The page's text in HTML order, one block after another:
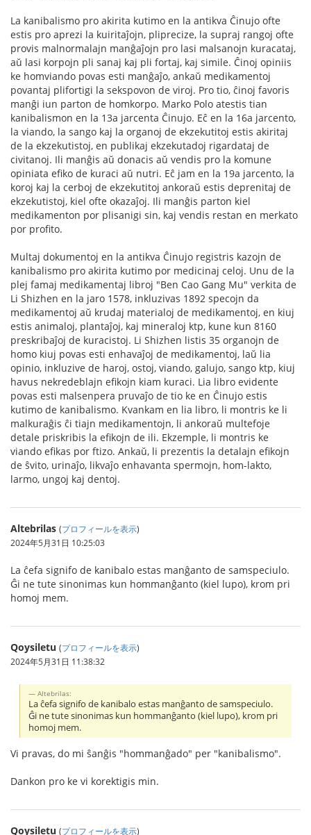
La kanibalismo pro akirita kutimo en la antikva Ĉinujo ofte
estis pro aprezi la kuiritaĵojn, pliprecize, la supraj rangoj ofte
provis malnormalajn manĝaĵojn pro lasi malsanojn kuracataj,
aŭ lasi korpojn pli sanaj kaj pli fortaj, kaj simile. Ĉinoj opiniis
ke homviando povas esti manĝaĵo, ankaŭ medikamentoj
povantaj plifortigi la sekspovon de viroj. Pro tio, ĉinoj favoris
manĝi iun parton de homkorpo. Marko Polo atestis tian
kanibalismon en la 13a jarcenta Ĉinujo. Eĉ en la 16a jarcento,
la viando, la sango kaj la organoj de ekzekutitoj estis akiritaj
de la ekzekutistoj, en publikaj ekzekutadoj rigardataj de
civitanoj. Ili manĝis aŭ donacis aŭ vendis pro la komune
opiniata efiko de kuraci aŭ nutri. Eĉ jam en la 19a jarcento, la
koroj kaj la cerboj de ekzekutitoj ankoraŭ estis deprenitaj de
ekzekutistoj, kiel ofte okazaĵoj. Ili manĝis parton kiel
medikamenton por plisanigi sin, kaj vendis restan en merkato
por profito.
Multaj dokumentoj en la antikva Ĉinujo registris kazojn de
kanibalismo pro akirita kutimo por medicinaj celoj. Unu de la
plej famaj medikamentaj libroj "Ben Cao Gang Mu" verkita de
Li Shizhen en la jaro 1578, inkluzivas 1892 specojn da
medikamentoj aŭ krudaj materialoj de medikamentoj, en kiuj
estis animaloj, plantaĵoj, kaj mineraloj ktp, kune kun 8160
preskribaĵoj de kuracistoj. Li Shizhen listis 35 organojn de
homo kiuj povas esti enhavaĵoj de medikamentoj, laŭ lia
opinio, inkluzive de haroj, ostoj, viando, galujo, sango ktp, kiuj
havus nekredeblajn efikojn kiam kuraci. Lia libro evidente
povas esti malsenpera pruvaĵo de tio ke en Ĉinujo estis
kutimo de kanibalismo. Kvankam en lia libro, li montris ke li
malkuraĝis ĉi tiajn medikamentojn, li ankoraŭ multefoje
detale priskribis la efikojn de ili. Ekzemple, li montris ke
viando efikas por ftizo. Ankaŭ, li prezentis la detalajn efikojn
de ŝvito, urinaĵo, likvaĵo enhavanta spermojn, hom-lakto,
larmo, ungoj kaj dentoj.
Altebrilas (プロフィールを表示)
2024年5月31日 10:25:03
La ĉefa signifo de kanibalo estas manĝanto de samspeciulo.
Ĝi ne tute sinonimas kun hommanĝanto (kiel lupo), krom pri
homoj mem.
Qoysiletu (プロフィールを表示)
2024年5月31日 11:38:32
Altebrilas:
La ĉefa signifo de kanibalo estas manĝanto de samspeciulo.
Ĝi ne tute sinonimas kun hommanĝanto (kiel lupo), krom pri
homoj mem.
Vi pravas, do mi ŝanĝis "hommanĝado" per "kanibalismo".
Dankon pro ke vi korektigis min.
Qoysiletu (プロフィールを表示)